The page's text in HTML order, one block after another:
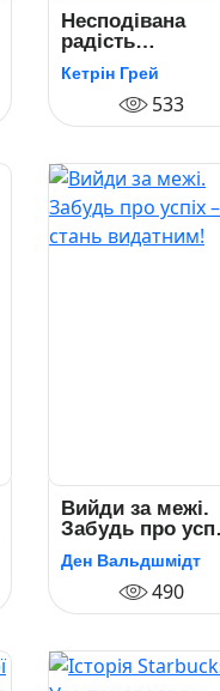
Несподівана
радість
тверезості
Кетрін Грей
533
Вийди за межі.
Забудь про
– стань
видатним!
Ден Вальдшмідт
490